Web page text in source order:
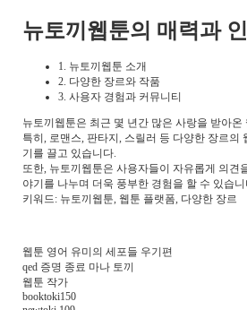
뉴토끼웹툰의 매력과 인
1. 뉴토끼웹툰 소개
2. 다양한 장르와 작품
3. 사용자 경험과 커뮤니티
뉴토끼웹툰은 최근 몇 년간 많은 사랑을 받아
특히, 로맨스, 판타지, 스릴러 등 다양한 장르
기를 끌고 있습니다.
또한, 뉴토끼웹툰은 사용자들이 자유롭게 의
야기를 나누며 더욱 풍부한 경험을 할 수 있습니
키워드: 뉴토끼웹툰, 웹툰 플랫폼, 다양한 장르
웹툰 영어 유미의 세포들 우기편
qed 증명 종료 마나 토끼
웹툰 작가
booktoki150